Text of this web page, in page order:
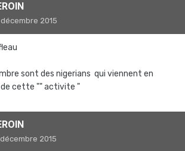
décembre 2015
sont des nigerians qui viennent en
cette "" activite "
décembre 2015